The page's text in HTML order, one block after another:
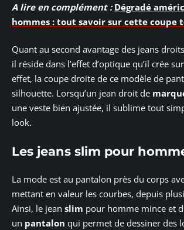
A lire en complément : Dégradé
hommes : tout savoir sur cette coupe
Quant au second avantage des jeans droits
il réside dans l’effet d’optique qu’il crée
effet, la coupe droite de ce modèle de
silhouette. Lorsqu’un jean droit de
une veste bien ajustée, il sublime tout
look.
Les jeans slim pour
La mode est au pantalon près du corps
mettant en valeur les courbes, depuis
Ainsi, le jean slim pour homme mince et
un pantalon qui permet de dessiner des